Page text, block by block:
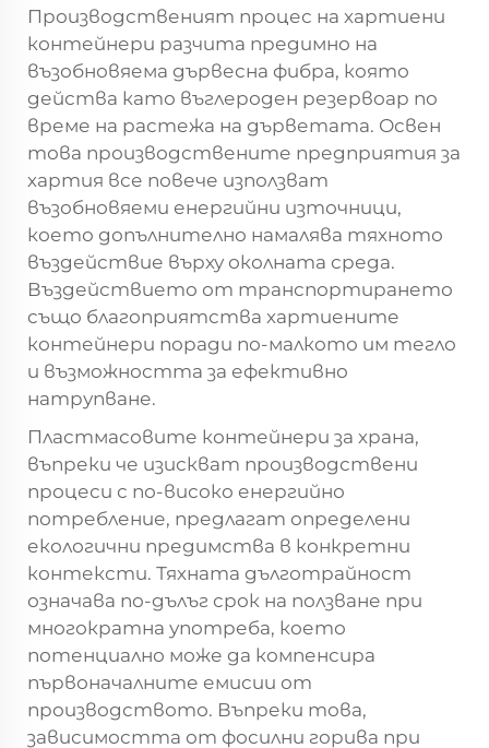
Производственият процес на хартиени
контейнери разчита предимно на
възобновяема дървесна фибра, която
действа като въглероден резервоар по
време на растежа на дърветата. Освен
това производствените предприятия за
хартия все повече използват
възобновяеми енергийни източници,
което допълнително намалява тяхното
въздействие върху околната среда.
Въздействието от транспортирането
също благоприятства хартиените
контейнери поради по-малкото им тегло
и възможността за ефективно
натрупване.
Пластмасовите контейнери за храна,
въпреки че изискват производствени
процеси с по-високо енергийно
потребление, предлагат определени
екологични предимства в конкретни
контексти. Тяхната дълготрайност
означава по-дълъг срок на ползване при
многократна употреба, което
потенциално може да компенсира
първоначалните емисии от
производството. Въпреки това,
зависимостта от фосилни горива при